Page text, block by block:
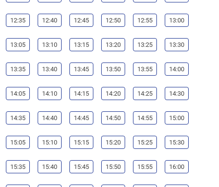
12:35 12:40 12:45 12:50 12:55 13:00
13:05 13:10 13:15 13:20 13:25 13:30
13:35 13:40 13:45 13:50 13:55 14:00
14:05 14:10 14:15 14:20 14:25 14:30
14:35 14:40 14:45 14:50 14:55 15:00
15:05 15:10 15:15 15:20 15:25 15:30
15:35 15:40 15:45 15:50 15:55 16:00